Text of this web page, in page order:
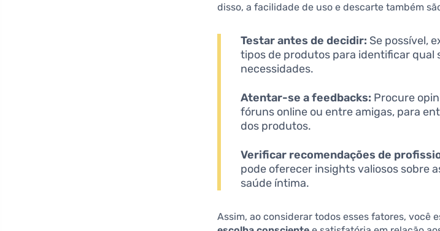
disso, a facilidade de uso e descarte também
Testar antes de decidir: Se possível,
tipos de produtos para identificar qual
necessidades.
Atentar-se a feedbacks: Procure
fóruns online ou entre amigas, para
dos produtos.
Verificar recomendações de
pode oferecer insights valiosos sobre
saúde íntima.
Assim, ao considerar todos esses fatores, você